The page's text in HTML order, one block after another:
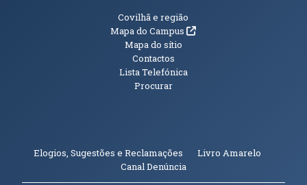
Informações Adicionais
Covilhã e região
Mapa do Campus(abre em nova janela)
Mapa do sítio
Contactos
Lista Telefónica
Procurar
Elogios, Sugestões e Reclamações Livro Amarelo
Canal Denúncia(abre em nova janela)